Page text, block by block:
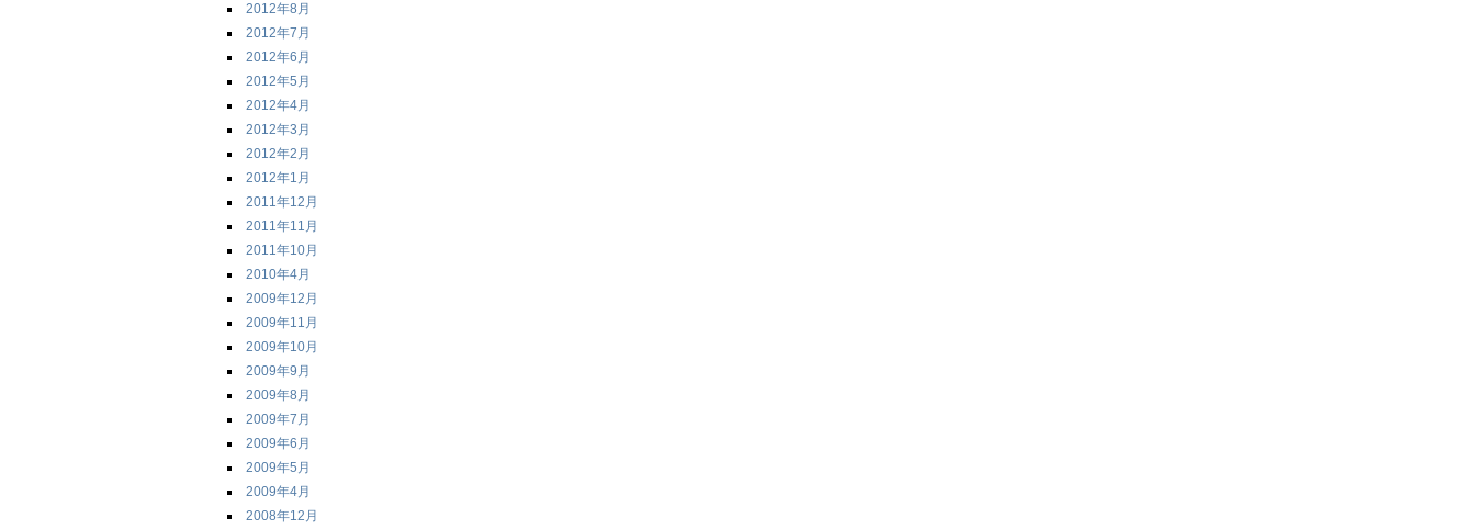
2012年8月
2012年7月
2012年6月
2012年5月
2012年4月
2012年3月
2012年2月
2012年1月
2011年12月
2011年11月
2011年10月
2010年4月
2009年12月
2009年11月
2009年10月
2009年9月
2009年8月
2009年7月
2009年6月
2009年5月
2009年4月
2008年12月